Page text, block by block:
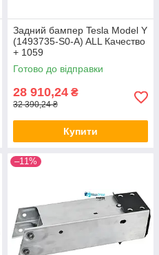
Задний бампер Tesla Model Y
(1493735-S0-A) ALL Качество
+ 1059
Готово до відправки
28 910,24 ₴
32 390,24 ₴
Купити
–11%